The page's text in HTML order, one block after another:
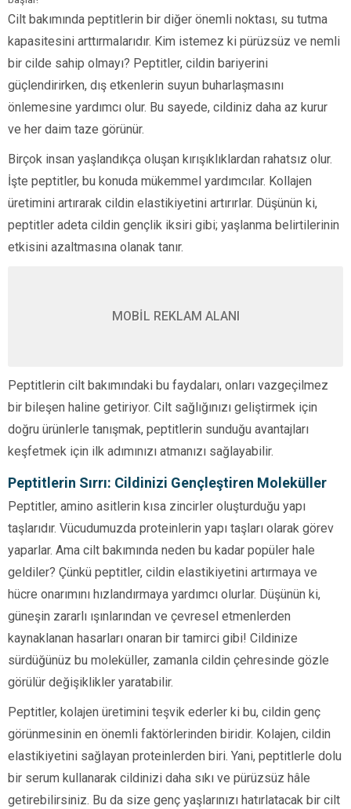
Cilt bakımında peptitlerin bir diğer önemli noktası, su tutma
kapasitesini arttırmalarıdır. Kim istemez ki pürüzsüz ve nemli
bir cilde sahip olmayı? Peptitler, cildin bariyerini
güçlendirirken, dış etkenlerin suyun buharlaşmasını
önlemesine yardımcı olur. Bu sayede, cildiniz daha az kurur
ve her daim taze görünür.
Birçok insan yaşlandıkça oluşan kırışıklıklardan rahatsız olur.
İşte peptitler, bu konuda mükemmel yardımcılar. Kollajen
üretimini artırarak cildin elastikiyetini artırırlar. Düşünün ki,
peptitler adeta cildin gençlik iksiri gibi; yaşlanma belirtilerinin
etkisini azaltmasına olanak tanır.
MOBİL REKLAM ALANI
Peptitlerin cilt bakımındaki bu faydaları, onları vazgeçilmez
bir bileşen haline getiriyor. Cilt sağlığınızı geliştirmek için
doğru ürünlerle tanışmak, peptitlerin sunduğu avantajları
keşfetmek için ilk adımınızı atmanızı sağlayabilir.
Peptitlerin Sırrı: Cildinizi Gençleştiren Moleküller
Peptitler, amino asitlerin kısa zincirler oluşturduğu yapı
taşlarıdır. Vücudumuzda proteinlerin yapı taşları olarak görev
yaparlar. Ama cilt bakımında neden bu kadar popüler hale
geldiler? Çünkü peptitler, cildin elastikiyetini artırmaya ve
hücre onarımını hızlandırmaya yardımcı olurlar. Düşünün ki,
güneşin zararlı ışınlarından ve çevresel etmenlerden
kaynaklanan hasarları onaran bir tamirci gibi! Cildinize
sürdüğünüz bu moleküller, zamanla cildin çehresinde gözle
görülür değişiklikler yaratabilir.
Peptitler, kolajen üretimini teşvik ederler ki bu, cildin genç
görünmesinin en önemli faktörlerinden biridir. Kolajen, cildin
elastikiyetini sağlayan proteinlerden biri. Yani, peptitlerle dolu
bir serum kullanarak cildinizi daha sıkı ve pürüzsüz hâle
getirebilirsiniz. Bu da size genç yaşlarınızı hatırlatacak bir cilt